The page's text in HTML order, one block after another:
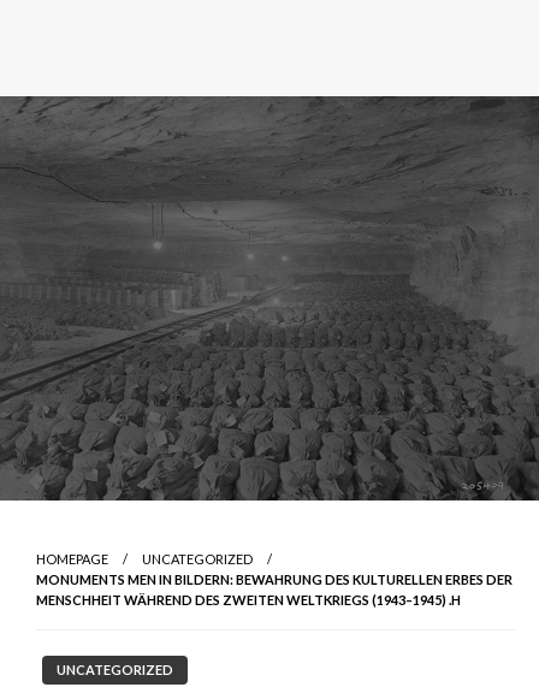
HOMEPAGE
UNCATEGORIZED
MONUMENTS MEN IN BILDERN: BEWAHRUNG DES KULTURELLEN ERBES DER
MENSCHHEIT WÄHREND DES ZWEITEN WELTKRIEGS (1943–1945) .H
UNCATEGORIZED